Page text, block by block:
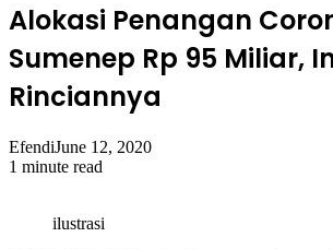
Alokasi Penangan
Sumenep Rp 95 Miliar,
Rinciannya
EfendiJune 12, 2020
1 minute read
ilustrasi